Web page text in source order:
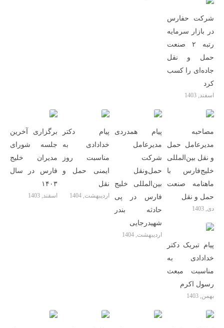
شرکت حفارس
در بازار سرمایه
رتبه ۲ صنعت
حمل و نقل
جاده‌ای را کسب
کرد
اسفند, 1403
برگزاری آخرین
جلسه شورای
مدیران خلیج
فارس در سال
۱۴۰۳
اسفند, 1403
پیام دکتر
خدادادی به
مناسبت روز
ایمنی حمل و
نقل
اردیبهشت, 1404
پیام همدردی
مدیرعامل
شرکت
حمل‌ونقل
بین‌المللی خلیج
فارس در پی
حادثه بندر
شهیدرجایی
اردیبهشت, 1404
مصاحبه
مدیرعامل حمل
و نقل بین‌المللی
خلیج‌‌فارس با
ماهنامه صنعت
حمل و نقل
دی, 1403
پیام تبریک دکتر
خدادادی به
مناسبت مبعث
رسول اکرم
بهمن, 1403